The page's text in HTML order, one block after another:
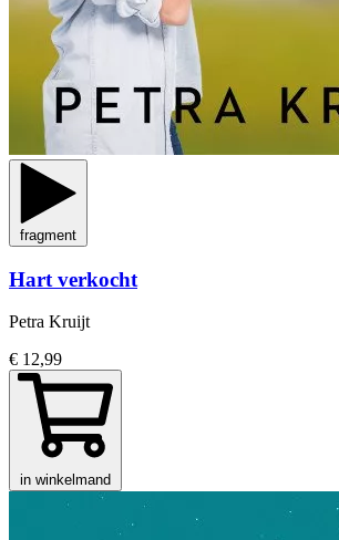
fragment
Hart verkocht
Petra Kruijt
€ 12,99
in winkelmand